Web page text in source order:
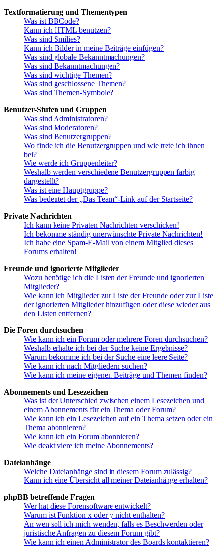
Textformatierung und Thementypen
Was ist BBCode?
Kann ich HTML benutzen?
Was sind Smilies?
Kann ich Bilder in meine Beiträge einfügen?
Was sind globale Bekanntmachungen?
Was sind Bekanntmachungen?
Was sind wichtige Themen?
Was sind geschlossene Themen?
Was sind Themen-Symbole?
Benutzer-Stufen und Gruppen
Was sind Administratoren?
Was sind Moderatoren?
Was sind Benutzergruppen?
Wo finde ich die Benutzergruppen und wie trete ich ihnen
bei?
Wie werde ich Gruppenleiter?
Weshalb werden verschiedene Benutzergruppen farbig
dargestellt?
Was ist eine Hauptgruppe?
Was bedeutet der „Das Team“-Link auf der Startseite?
Private Nachrichten
Ich kann keine Privaten Nachrichten verschicken!
Ich bekomme ständig unerwünschte Private Nachrichten!
Ich habe eine Spam-E-Mail von einem Mitglied dieses
Forums erhalten!
Freunde und ignorierte Mitglieder
Wozu benötige ich die Listen der Freunde und ignorierten
Mitglieder?
Wie kann ich Mitglieder zur Liste der Freunde oder zur Liste
der ignorierten Mitglieder hinzufügen oder diese wieder aus
den Listen entfernen?
Die Foren durchsuchen
Wie kann ich ein Forum oder mehrere Foren durchsuchen?
Weshalb erhalte ich bei der Suche keine Ergebnisse?
Warum bekomme ich bei der Suche eine leere Seite?
Wie kann ich nach Mitgliedern suchen?
Wie kann ich meine eigenen Beiträge und Themen finden?
Abonnements und Lesezeichen
Was ist der Unterschied zwischen einem Lesezeichen und
einem Abonnements für ein Thema oder Forum?
Wie kann ich ein Lesezeichen auf ein Thema setzen oder ein
Thema abonnieren?
Wie kann ich ein Forum abonnieren?
Wie deaktiviere ich meine Abonnements?
Dateianhänge
Welche Dateianhänge sind in diesem Forum zulässig?
Kann ich eine Übersicht all meiner Dateianhänge erhalten?
phpBB betreffende Fragen
Wer hat diese Forensoftware entwickelt?
Warum ist Funktion x oder y nicht enthalten?
An wen soll ich mich wenden, falls es Beschwerden oder
juristische Anfragen zu diesem Forum gibt?
Wie kann ich einen Administrator des Boards kontaktieren?